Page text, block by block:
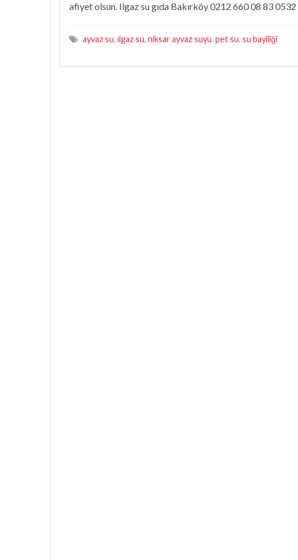
afiyet olsun. Ilgaz su gıda Bakırköy 0212 660 08 83
ayvaz su, ılgaz su, niksar ayvaz suyu, pet su, su bayiliği